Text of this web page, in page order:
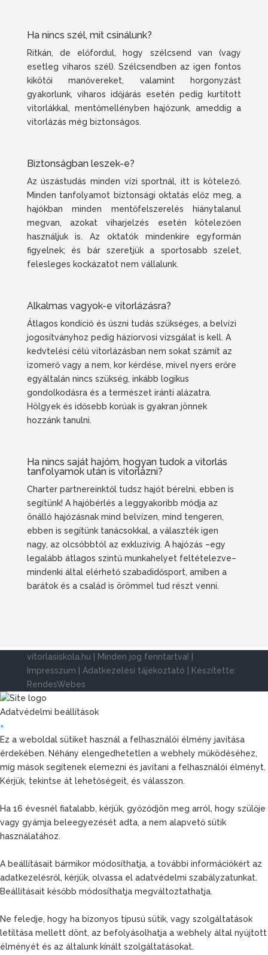
Ha nincs szél, mit csinálunk?
Ritkán, de előfordul, hogy szélcsend van (vagy
esetleg viharos szél). Szélcsendben az igen fontos
kikötői manővereket, valamint horgonyzást
gyakorlunk, viharos időjárás esetén pedig kurtított
vitorlákkal, mentőmellényben hajózunk, ameddig a
vitorlázás még biztonságos.
Biztonságban leszek-e?
Az úszástudás minden vízi sportnál, itt is kötelező.
Minden tanfolyamot biztonsági oktatás előz meg, a
hajókban minden mentőfelszerelés hiánytalanul
megvan, azokat viharjelzés esetén kötelezően
használjuk is. Az oktatók mindenkire egyformán
figyelnek; és bár szeretjük a sportosabb szelet,
felesleges kockázatot nem vállalunk.
Alkalmas vagyok-e vitorlázásra?
Átlagos kondíció és úszni tudás szükséges, a belvízi
jogosítványhoz pedig háziorvosi vizsgálat is kell. A
kedvtelési célú vitorlázásban nem sokat számít az
izomerő vagy a nem, kor kérdése, mivel nyers erőre
egyáltalán nincs szükség, inkább logikus
gondolkodásra és a természet iránti alázatra.
Hölgyek és idősebb korúak is gyakran jönnek
hozzánk tanulni.
Ha nincs saját hajóm, hogyan tudok a vitorlás
tanfolyamok után is vitorlázni?
Charter partnereinktől tudsz hajót bérelni, ebben is
segítünk! A hajóbérlés a leggyakoribb módja az
önálló hajózásnak mind belvízen, mind tengeren,
ebben is segítünk tanácsokkal, a választék igen
nagy, az olcsóbbtól az exkluzívig. A hajózás –egy
legalább átlagos szintű munkahelyet feltételezve–
mindenki által elérhető szabadidősport, amiben a
barátok és a család is örömmel tud részt venni.
vitorlasiskola.hu | Minden jog fenntartva! |
Impresszum
Adatkezelési tájékoztató | Készítette:
RendesWebes
Adatvédelmi beállítások
×
Ez a weboldal sütiket használ a felhasználói élmény javítása
érdekében. Néhány elengedhetetlen a webhely működéséhez,
míg mások segítenek elemezni és javítani a felhasználói élményt.
Kérjük, tekintse át lehetőségeit, és válasszon.
Ha 16 évesnél fiatalabb, kérjük, győződjön meg arról, hogy szülője
vagy gyámja beleegyezését adta, a nem alapvető sütik
használatához.
A beállításait bármikor módosíthatja, a további információkért az
adatkezelésről, kérjük, olvassa el adatvédelmi szabályzatunkat.
Beállításait később módosíthatja megváltoztathatja.
Ne feledje, hogy ha bizonyos típusú sütik, vagy szolgáltatások
letiltása mellett dönt, az befolyásolhatja a webhely által nyújtott
élményét és az általunk kínált szolgáltatásokat.